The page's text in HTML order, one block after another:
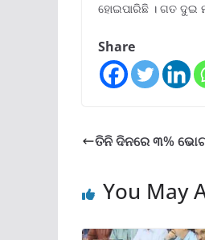
ହୋଇପାରିଛି । ଗତ ଦୁଇ
Share
ତିନି ଦିନରେ ୩%
You May